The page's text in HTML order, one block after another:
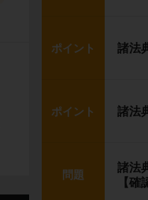
ポイント 諸法
ポイント 諸法
問題
諸法
【確